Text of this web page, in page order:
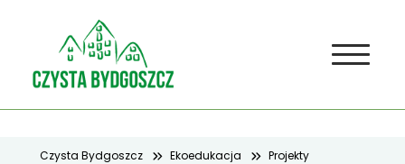
Czysta Bydgoszcz Ekoedukacja
Projekty